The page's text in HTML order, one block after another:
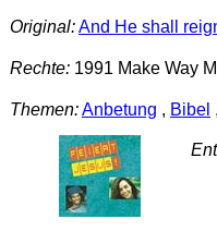
Original:And He shall
Rechte:1991 Make Way
Themen:Anbetung , Bibel ,